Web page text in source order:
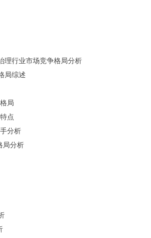
理行业市场竞争格局分析
局综述
局
点
分析
局分析